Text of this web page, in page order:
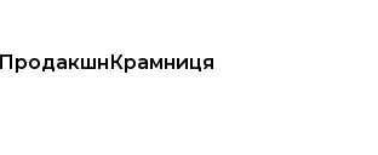
ПродакшнКрамниця